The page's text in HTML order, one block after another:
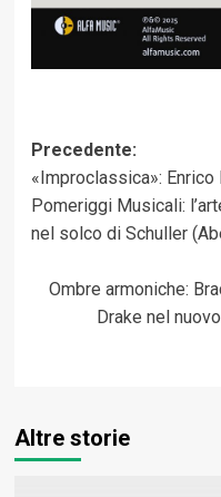
Navigazione
articolo
Precedente:
«Improclassica»: Enrico
Pomeriggi Musicali:
nel solco di Schuller
Ombre armoniche:
Drake nel
Altre storie